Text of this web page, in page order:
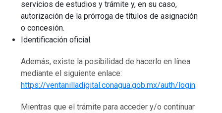
servicios de estudios y trámite y, en su caso,
autorización de la prórroga de títulos de asignación
o concesión.
Identificación oficial.
Además, existe la posibilidad de hacerlo en línea
mediante el siguiente enlace:
https://ventanilladigital.conagua.gob.mx/auth/login.
Mientras que el trámite para acceder y/o continuar